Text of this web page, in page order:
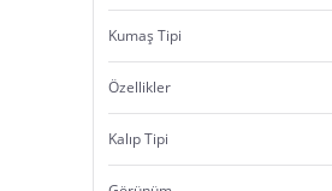
Kumaş Tipi
Özellikler
Kalıp Tipi